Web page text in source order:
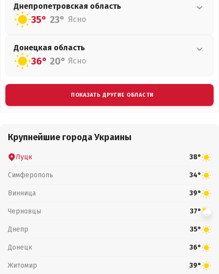
Днепропетровская область
35° 23° Ясно
Донецкая область
36° 20° Ясно
ПОКАЗАТЬ ДРУГИЕ ОБЛАСТИ
Крупнейшие города Украины
Луцк 38°
Симферополь 34°
Винница 39°
Черновцы 37°
Днепр 35°
Донецк 36°
Житомир 39°